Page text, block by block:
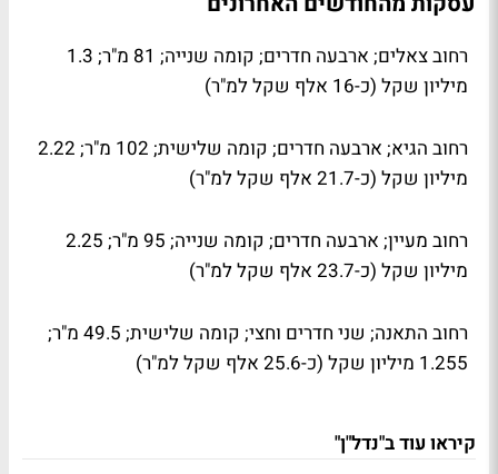
רחוב צאלים; ארבעה חדרים; קומה שנייה; 81 מ"ר; 1.3
מיליון שקל (כ-16 אלף שקל למ"ר)
רחוב הגיא; ארבעה חדרים; קומה שלישית; 102 מ"ר; 2.22
מיליון שקל (כ-21.7 אלף שקל למ"ר)
רחוב מעיין; ארבעה חדרים; קומה שנייה; 95 מ"ר; 2.25
מיליון שקל (כ-23.7 אלף שקל למ"ר)
רחוב התאנה; שני חדרים וחצי; קומה שלישית; 49.5 מ"ר;
1.255 מיליון שקל (כ-25.6 אלף שקל למ"ר)
קיראו עוד ב"נדל"ן"